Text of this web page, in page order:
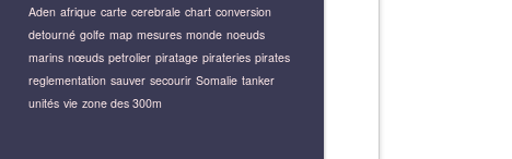
Aden afrique carte cerebrale chart conversion
detourné golfe map mesures monde noeuds
marins nœuds petrolier piratage pirateries pirates
reglementation sauver secourir Somalie tanker
unités vie zone des 300m